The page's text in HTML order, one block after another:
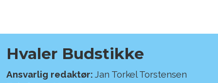
Hvaler Budstikke
Ansvarlig redaktør: Jan Torkel Torstensen